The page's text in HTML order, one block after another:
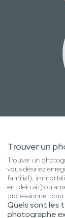
Trouver un
Trouver un
vous désiriez
familial),
en plein air) ou
professionnel
Quels sont les
photographe